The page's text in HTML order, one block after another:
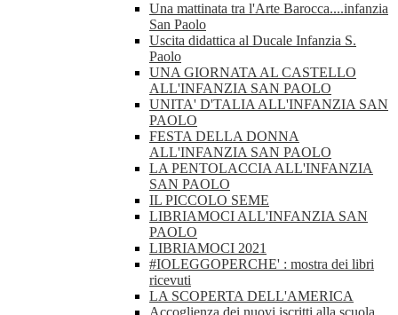
Una mattinata tra l'Arte Barocca....infanzia
San Paolo
Uscita didattica al Ducale Infanzia S.
Paolo
UNA GIORNATA AL CASTELLO
ALL'INFANZIA SAN PAOLO
UNITA' D'TALIA ALL'INFANZIA SAN
PAOLO
FESTA DELLA DONNA
ALL'INFANZIA SAN PAOLO
LA PENTOLACCIA ALL'INFANZIA
SAN PAOLO
IL PICCOLO SEME
LIBRIAMOCI ALL'INFANZIA SAN
PAOLO
LIBRIAMOCI 2021
#IOLEGGOPERCHE' : mostra dei libri
ricevuti
LA SCOPERTA DELL'AMERICA